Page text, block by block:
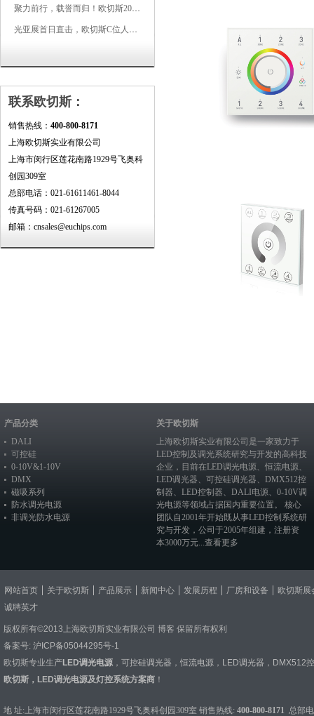
聚力前行，载誉而归！欧切斯2026光亚展完美收官
光亚展首日直击，欧切斯C位人气爆棚-双奖加冕，实力再出圈
联系欧切斯：
销售热线： 400-800-8171
上海欧切斯实业有限公司
上海市闵行区莲花南路1929号飞奥科
创园309室
总部电话：021-61611461-8044
传真号码：021-61267005
邮箱：cnsales@euchips.com
产品分类
DALI
可控硅
0-10V&1-10V
DMX
磁吸系列
防水调光电源
非调光防水电源
关于欧切斯
上海欧切斯实业有限公司是一家致力于
LED控制及调光系统研究与开发的高科技
企业，目前在LED调光电源、恒流电源、
LED调光器、 可控硅调光器、 DMX512控
制器、 LED控制器、 DALI电源、 0-10V调
光电源等领域占据国内重要位置。 核心
团队自2001年开始既从事LED控制系统研
究与开发，公司于2005年组建，注册资
本3000万元...查看更多
网站首页 关于欧切斯 产品展示 新闻中心 发展历程 厂房和设备
欧切斯展
诚聘英才
版权所有©2013上海欧切斯实业有限公司 博客 保留所有权利
备案号: 沪ICP备05044295号-1
欧切斯专业生产LED调光电源 ， 可控硅调光器 ， 恒流电源 ， LED调光器 ， DMX512
欧切斯，LED调光电源及灯控系统方案商 ！
地 址:上海市闵行区莲花南路1929号飞奥科创园309室 销售热线: 400-800-8171 总部